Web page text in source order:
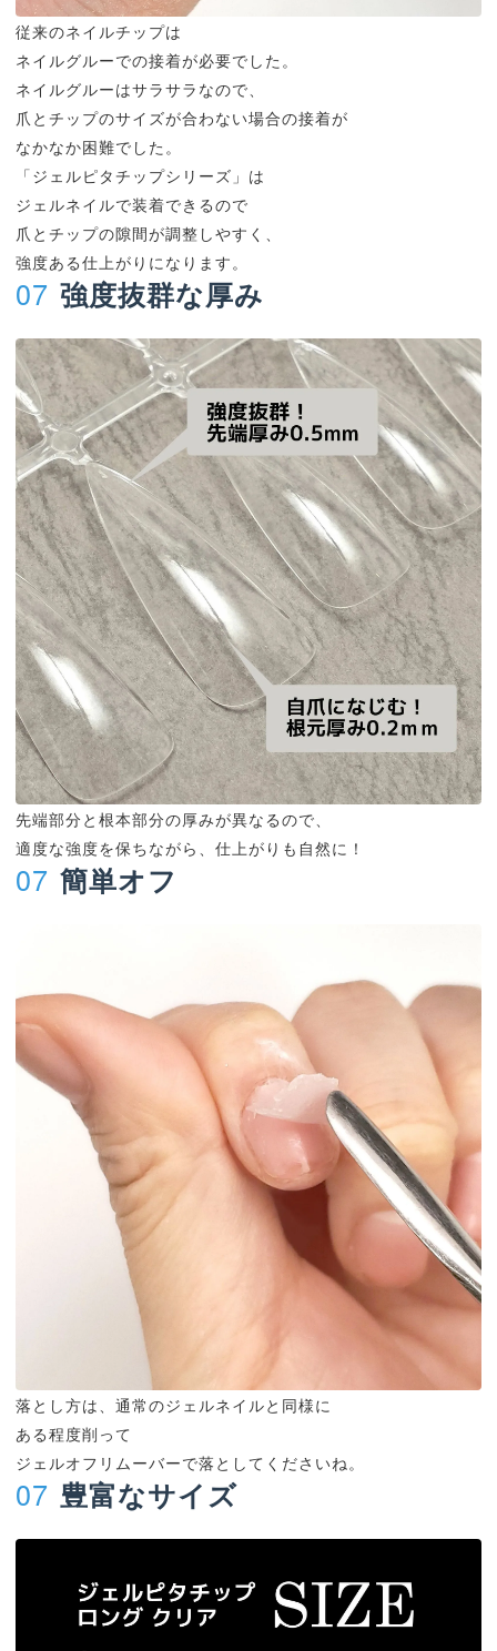
従来のネイルチップは
ネイルグルーでの接着が必要でした。
ネイルグルーはサラサラなので、
爪とチップのサイズが合わない場合の接着が
なかなか困難でした。
「ジェルピタチップシリーズ」は
ジェルネイルで装着できるので
爪とチップの隙間が調整しやすく、
強度ある仕上がりになります。
07 強度抜群な厚み
先端部分と根本部分の厚みが異なるので、
適度な強度を保ちながら、仕上がりも自然に！
07 簡単オフ
落とし方は、通常のジェルネイルと同様に
ある程度削って
ジェルオフリムーバーで落としてくださいね。
07 豊富なサイズ